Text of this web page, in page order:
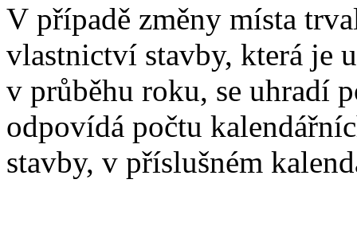
V případě změny místa
vlastnictví stavby, která je
v průběhu roku, se uhradí
odpovídá počtu
stavby, v příslušném